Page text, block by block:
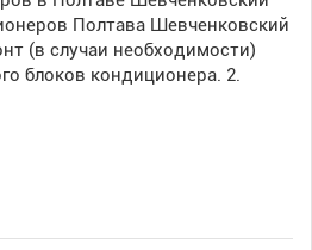
Полтава Шевченковский
(в случаи необходимости)
блоков кондиционера. 2.